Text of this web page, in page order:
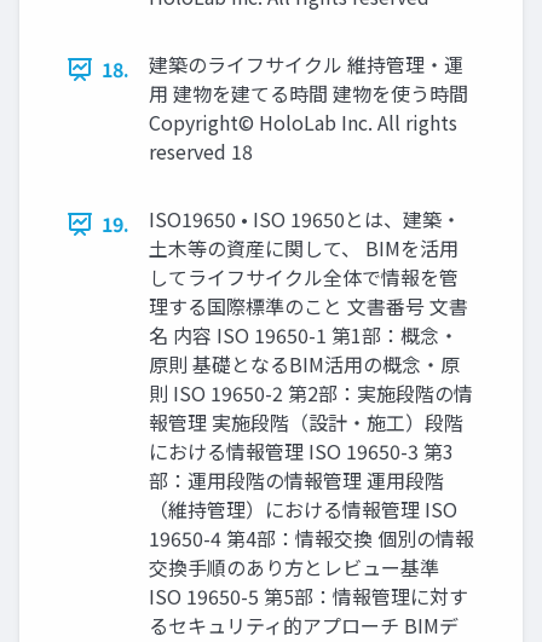
18.
建築のライフサイクル 維持管理・運
用 建物を建てる時間 建物を使う時間
Copyright© HoloLab Inc. All rights
reserved 18
19.
ISO19650 • ISO 19650とは、建築・
土木等の資産に関して、 BIMを活用
してライフサイクル全体で情報を管
理する国際標準のこと 文書番号 文書
名 内容 ISO 19650-1 第1部：概念・
原則 基礎となるBIM活用の概念・原
則 ISO 19650-2 第2部：実施段階の情
報管理 実施段階（設計・施工）段階
における情報管理 ISO 19650-3 第3
部：運用段階の情報管理 運用段階
（維持管理）における情報管理 ISO
19650-4 第4部：情報交換 個別の情報
交換手順のあり方とレビュー基準
ISO 19650-5 第5部：情報管理に対す
るセキュリティ的アプローチ BIMデ